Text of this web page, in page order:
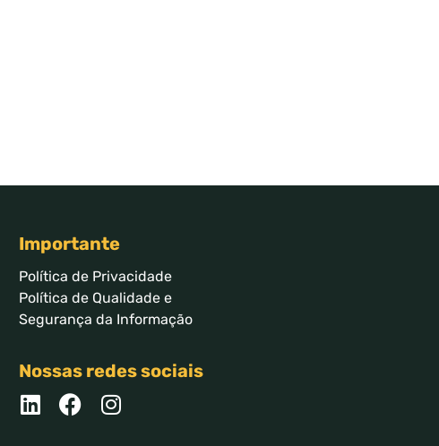
Importante
Política de Privacidade
Política de Qualidade e
Segurança da Informação
Nossas redes sociais